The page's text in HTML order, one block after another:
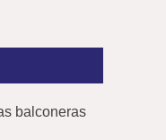
balconeras